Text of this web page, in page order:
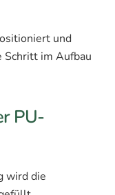
und
im Aufbau
PU-
wird die